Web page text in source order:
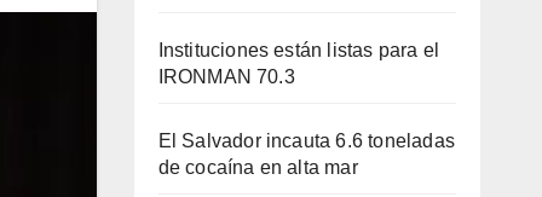
Instituciones están listas para el
IRONMAN 70.3
El Salvador incauta 6.6 toneladas
de cocaína en alta mar